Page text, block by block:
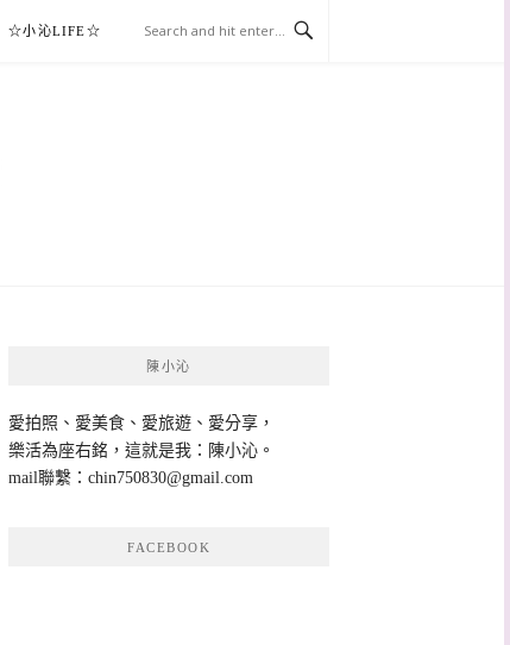
☆小沁LIFE☆
陳小沁
愛拍照、愛美食、愛旅遊、愛分享，
樂活為座右銘，這就是我：陳小沁。
mail聯繫： chin750830@gmail.com
FACEBOOK